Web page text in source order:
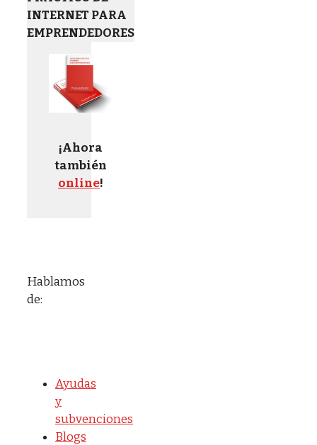
INTERNET PARA
EMPRENDEDORES
¡Ahora
también
online!
Hablamos
de:
Ayudas
y
subvenciones
Blogs